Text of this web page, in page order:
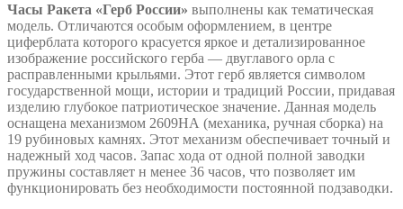
Часы Ракета «Герб России» выполнены как тематическая
модель. Отличаются особым оформлением, в центре
циферблата которого красуется яркое и детализированное
изображение российского герба — двуглавого орла с
расправленными крыльями. Этот герб является символом
государственной мощи, истории и традиций России, придавая
изделию глубокое патриотическое значение. Данная модель
оснащена механизмом 2609НА (механика, ручная сборка) на
19 рубиновых камнях. Этот механизм обеспечивает точный и
надежный ход часов. Запас хода от одной полной заводки
пружины составляет н менее 36 часов, что позволяет им
функционировать без необходимости постоянной подзаводки.